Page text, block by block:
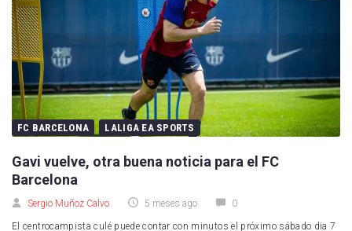
FC BARCELONA LALIGA EA SPORTS
Gavi vuelve, otra buena noticia para el FC
Barcelona
Sergio Muñoz Calvo 5 meses ago 0
El centrocampista culé puede contar con minutos el próximo sábado dia 7